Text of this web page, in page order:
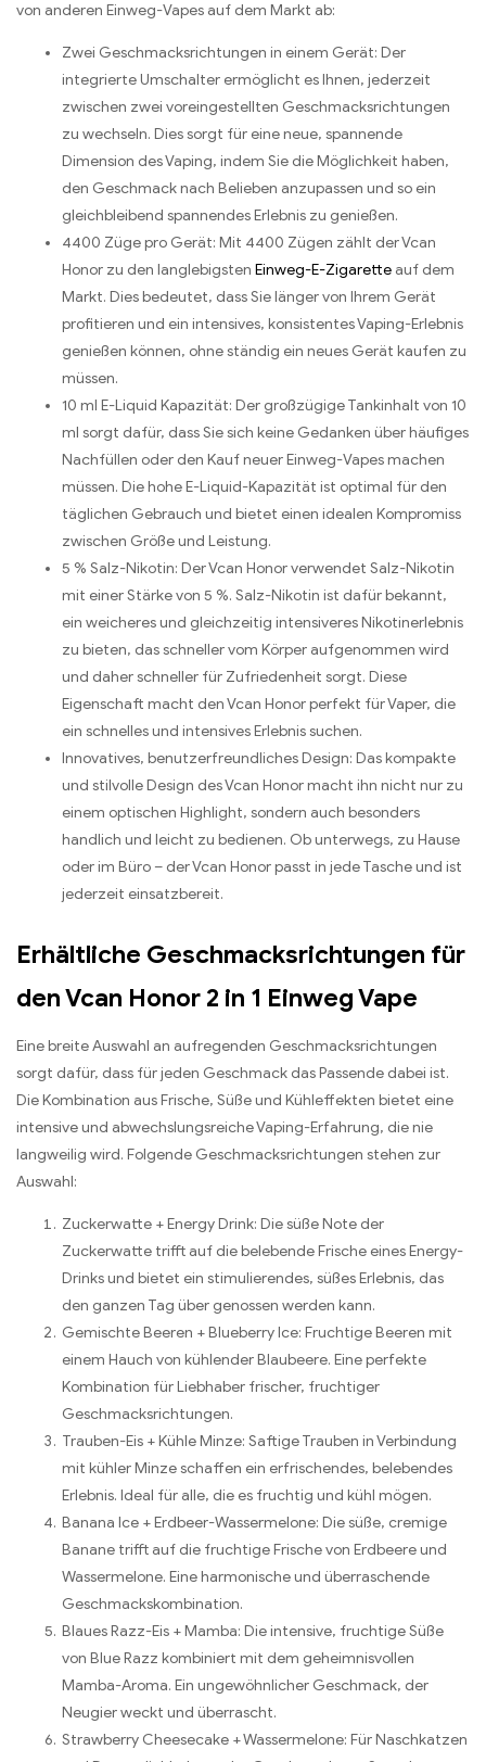
von anderen Einweg-Vapes auf dem Markt ab:
Zwei Geschmacksrichtungen in einem Gerät: Der
integrierte Umschalter ermöglicht es Ihnen, jederzeit
zwischen zwei voreingestellten Geschmacksrichtungen
zu wechseln. Dies sorgt für eine neue, spannende
Dimension des Vaping, indem Sie die Möglichkeit haben,
den Geschmack nach Belieben anzupassen und so ein
gleichbleibend spannendes Erlebnis zu genießen.
4400 Züge pro Gerät: Mit 4400 Zügen zählt der Vcan
Honor zu den langlebigsten Einweg-E-Zigarette auf dem
Markt. Dies bedeutet, dass Sie länger von Ihrem Gerät
profitieren und ein intensives, konsistentes Vaping-Erlebnis
genießen können, ohne ständig ein neues Gerät kaufen zu
müssen.
10 ml E-Liquid Kapazität: Der großzügige Tankinhalt von 10
ml sorgt dafür, dass Sie sich keine Gedanken über häufiges
Nachfüllen oder den Kauf neuer Einweg-Vapes machen
müssen. Die hohe E-Liquid-Kapazität ist optimal für den
täglichen Gebrauch und bietet einen idealen Kompromiss
zwischen Größe und Leistung.
5 % Salz-Nikotin: Der Vcan Honor verwendet Salz-Nikotin
mit einer Stärke von 5 %. Salz-Nikotin ist dafür bekannt,
ein weicheres und gleichzeitig intensiveres Nikotinerlebnis
zu bieten, das schneller vom Körper aufgenommen wird
und daher schneller für Zufriedenheit sorgt. Diese
Eigenschaft macht den Vcan Honor perfekt für Vaper, die
ein schnelles und intensives Erlebnis suchen.
Innovatives, benutzerfreundliches Design: Das kompakte
und stilvolle Design des Vcan Honor macht ihn nicht nur zu
einem optischen Highlight, sondern auch besonders
handlich und leicht zu bedienen. Ob unterwegs, zu Hause
oder im Büro – der Vcan Honor passt in jede Tasche und ist
jederzeit einsatzbereit.
Erhältliche Geschmacksrichtungen für
den Vcan Honor 2 in 1 Einweg Vape
Eine breite Auswahl an aufregenden Geschmacksrichtungen
sorgt dafür, dass für jeden Geschmack das Passende dabei ist.
Die Kombination aus Frische, Süße und Kühleffekten bietet eine
intensive und abwechslungsreiche Vaping-Erfahrung, die nie
langweilig wird. Folgende Geschmacksrichtungen stehen zur
Auswahl:
Zuckerwatte + Energy Drink: Die süße Note der
Zuckerwatte trifft auf die belebende Frische eines Energy-
Drinks und bietet ein stimulierendes, süßes Erlebnis, das
den ganzen Tag über genossen werden kann.
Gemischte Beeren + Blueberry Ice: Fruchtige Beeren mit
einem Hauch von kühlender Blaubeere. Eine perfekte
Kombination für Liebhaber frischer, fruchtiger
Geschmacksrichtungen.
Trauben-Eis + Kühle Minze: Saftige Trauben in Verbindung
mit kühler Minze schaffen ein erfrischendes, belebendes
Erlebnis. Ideal für alle, die es fruchtig und kühl mögen.
Banana Ice + Erdbeer-Wassermelone: Die süße, cremige
Banane trifft auf die fruchtige Frische von Erdbeere und
Wassermelone. Eine harmonische und überraschende
Geschmackskombination.
Blaues Razz-Eis + Mamba: Die intensive, fruchtige Süße
von Blue Razz kombiniert mit dem geheimnisvollen
Mamba-Aroma. Ein ungewöhnlicher Geschmack, der
Neugier weckt und überrascht.
Strawberry Cheesecake + Wassermelone: Für Naschkatzen